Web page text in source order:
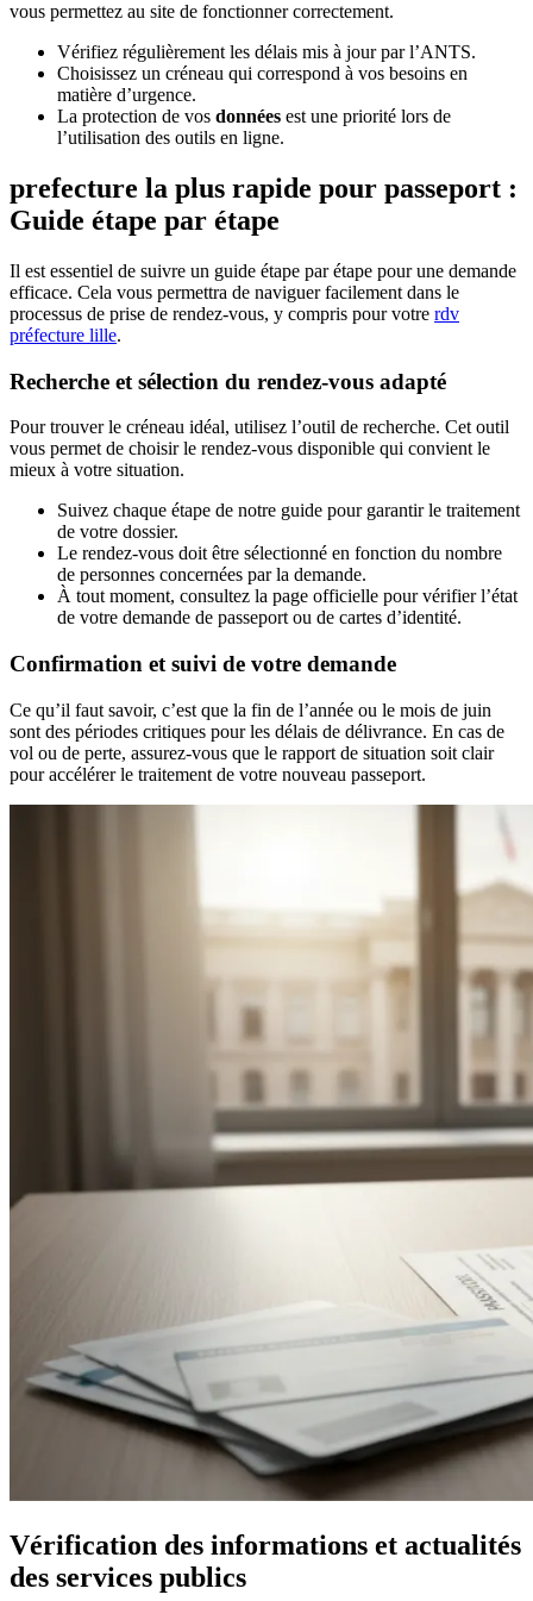
vous permettez au site de fonctionner correctement.
Vérifiez régulièrement les délais mis à jour par l’ANTS.
Choisissez un créneau qui correspond à vos besoins en
matière d’urgence.
La protection de vos données est une priorité lors de
l’utilisation des outils en ligne.
prefecture la plus rapide pour passeport :
Guide étape par étape
Il est essentiel de suivre un guide étape par étape pour une demande
efficace. Cela vous permettra de naviguer facilement dans le
processus de prise de rendez-vous, y compris pour votre rdv
préfecture lille.
Recherche et sélection du rendez-vous adapté
Pour trouver le créneau idéal, utilisez l’outil de recherche. Cet outil
vous permet de choisir le rendez-vous disponible qui convient le
mieux à votre situation.
Suivez chaque étape de notre guide pour garantir le traitement
de votre dossier.
Le rendez-vous doit être sélectionné en fonction du nombre
de personnes concernées par la demande.
À tout moment, consultez la page officielle pour vérifier l’état
de votre demande de passeport ou de cartes d’identité.
Confirmation et suivi de votre demande
Ce qu’il faut savoir, c’est que la fin de l’année ou le mois de juin
sont des périodes critiques pour les délais de délivrance. En cas de
vol ou de perte, assurez-vous que le rapport de situation soit clair
pour accélérer le traitement de votre nouveau passeport.
Vérification des informations et actualités
des services publics